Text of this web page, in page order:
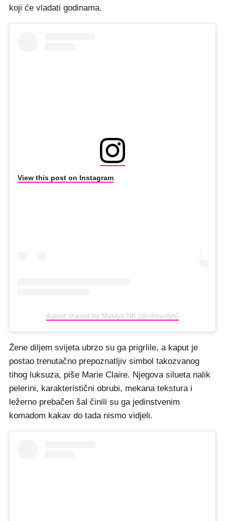
koji će vladati godinama.
View this post on Instagram
A post shared by Marilyn NK (@nlmarilyn)
Žene diljem svijeta ubrzo su ga prigrlile, a kaput je
postao trenutačno prepoznatljiv simbol takozvanog
tihog luksuza, piše Marie Claire. Njegova silueta nalik
pelerini, karakteristični obrubi, mekana tekstura i
ležerno prebačen šal činili su ga jedinstvenim
komadom kakav do tada nismo vidjeli.